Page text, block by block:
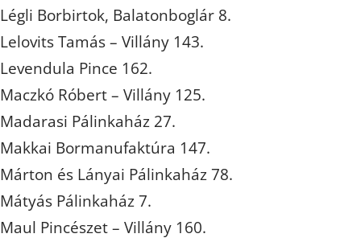
Légli Borbirtok, Balatonboglár 8.
Lelovits Tamás – Villány 143.
Levendula Pince 162.
Maczkó Róbert – Villány 125.
Madarasi Pálinkaház 27.
Makkai Bormanufaktúra 147.
Márton és Lányai Pálinkaház 78.
Mátyás Pálinkaház 7.
Maul Pincészet – Villány 160.